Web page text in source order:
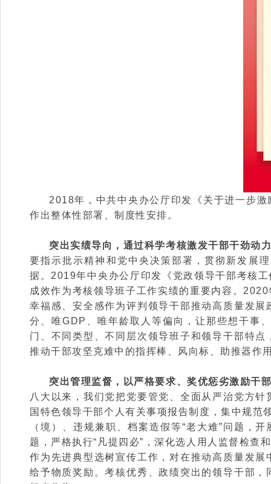
2018年，中共中央办公厅印发《关于进一步
作出整体性部署、制度性安排。
突出实绩导向，通过科学考核激发干部干劲动
要指示批示精神和党中央决策部署，贯彻新发展
据。2019年中央办公厅印发《党政领导干部考核
成效作为考核领导班子工作实绩的重要内容。
幸福感、安全感作为评判领导干部推动高质量发
分、唯GDP、唯年龄取人等偏向，让那些想干事
门、不同类型、不同层次领导班子和领导干部特
推动干部攻坚克难中的指挥棒、风向标、助推器作
突出管理监督，以严格要求、奖优惩劣激励干
八大以来，我们党把党要管党、全面从严治党方
国特色领导干部个人有关事项报告制度，集中规范
（境）、违规兼职、档案造假等“老大难”问题，
题，严格执行“凡提四必”，深化选人用人监督检查
作为先进典型选树宣传工作，对在推动高质量发
给予物质奖励。考核优秀、政绩突出的领导干部